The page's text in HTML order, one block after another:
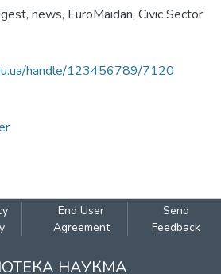
, news, EuroMaidan, Civic Sector
handle/123456789/7120
End User
Agreement
Send
Feedback
НАУКМА